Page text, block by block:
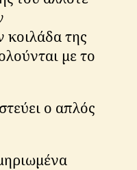
κοιλάδα της
με το
ο απλός